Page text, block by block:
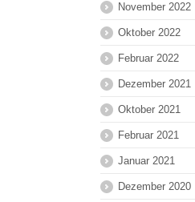
November 2022
Oktober 2022
Februar 2022
Dezember 2021
Oktober 2021
Februar 2021
Januar 2021
Dezember 2020